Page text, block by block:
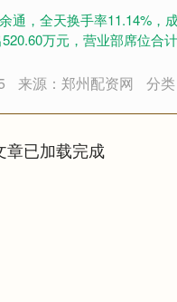
通，全天换手率11.14%，
万元，营业部席位合
来源：郑州配资网 分
章已加载完成